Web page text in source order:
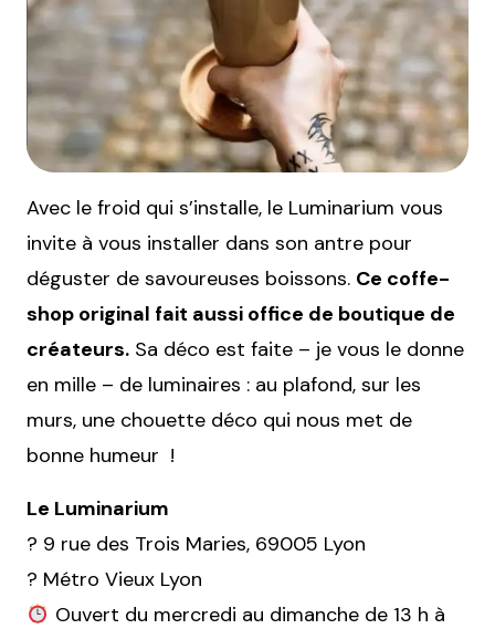
Avec le froid qui s’installe, le Luminarium vous
invite à vous installer dans son antre pour
déguster de savoureuses boissons. Ce coffe-
shop original fait aussi office de boutique de
créateurs. Sa déco est faite – je vous le donne
en mille – de luminaires : au plafond, sur les
murs, une chouette déco qui nous met de
bonne humeur !
Le Luminarium
? 9 rue des Trois Maries, 69005 Lyon
? Métro Vieux Lyon
Ouvert du mercredi au dimanche de 13 h à